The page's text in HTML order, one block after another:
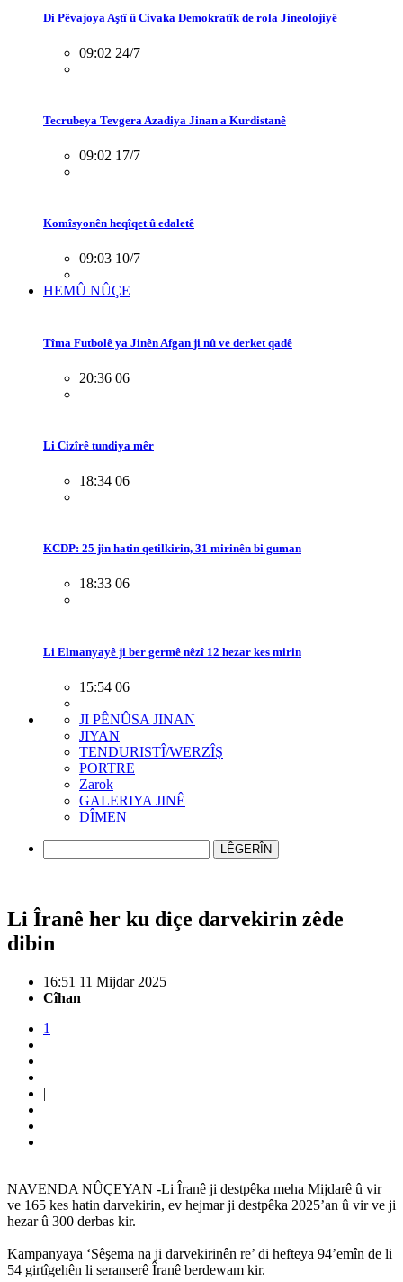
Di Pêvajoya Aştî û Civaka Demokratîk de rola Jineolojiyê
09:02 24/7
Tecrubeya Tevgera Azadiya Jinan a Kurdistanê
09:02 17/7
Komîsyonên heqîqet û edaletê
09:03 10/7
HEMÛ NÛÇE
Tîma Futbolê ya Jinên Afgan ji nû ve derket qadê
20:36 06
Li Cizîrê tundiya mêr
18:34 06
KCDP: 25 jin hatin qetilkirin, 31 mirinên bi guman
18:33 06
Li Elmanyayê ji ber germê nêzî 12 hezar kes mirin
15:54 06
JI PÊNÛSA JINAN
JIYAN
TENDURISTÎ/WERZÎŞ
PORTRE
Zarok
GALERIYA JINÊ
DÎMEN
LÊGERÎN
Li Îranê her ku diçe darvekirin zêde
dibin
16:51 11 Mijdar 2025
Cîhan
1
|
NAVENDA NÛÇEYAN -Li Îranê ji destpêka meha Mijdarê û vir
ve 165 kes hatin darvekirin, ev hejmar ji destpêka 2025’an û vir ve ji
hezar û 300 derbas kir.
Kampanyaya ‘Sêşema na ji darvekirinên re’ di hefteya 94’emîn de li
54 girtîgehên li seranserê Îranê berdewam kir.